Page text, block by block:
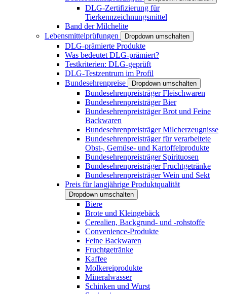
DLG-Zertifizierung für
Tierkennzeichnungsmittel
Band der Milchelite
Lebensmittelprüfungen
Dropdown umschalten
DLG-prämierte Produkte
Was bedeutet DLG-prämiert?
Testkriterien: DLG-geprüft
DLG-Testzentrum im Profil
Bundesehrenpreise
Dropdown umschalten
Bundesehrenpreisträger Fleischwaren
Bundesehrenpreisträger Bier
Bundesehrenpreisträger Brot und Feine
Backwaren
Bundesehrenpreisträger Milcherzeugnisse
Bundesehrenpreisträger für verarbeitete
Obst-, Gemüse- und Kartoffelprodukte
Bundesehrenpreisträger Spirituosen
Bundesehrenpreisträger Fruchtgetränke
Bundesehrenpreisträger Wein und Sekt
Preis für langjährige Produktqualität
Dropdown umschalten
Biere
Brote und Kleingebäck
Cerealien, Backgrund- und -rohstoffe
Convenience-Produkte
Feine Backwaren
Fruchtgetränke
Kaffee
Molkereiprodukte
Mineralwasser
Schinken und Wurst